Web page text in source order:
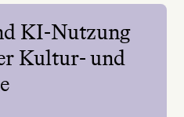
KI-Nutzung
Kultur- und